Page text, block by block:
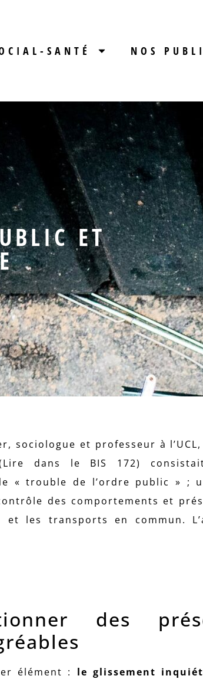
SANTÉ NOS
ET
sociologue et professeur à
dans le BIS 172)
« trouble de l’ordre public » ;
des comportements et
et les transports en commun.
des
élément : le glissement